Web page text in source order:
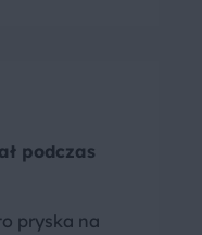
podczas
pryska na